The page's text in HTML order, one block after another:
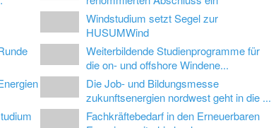
Windstudium setzt Segel zur
HUSUMWind
Weiterbildende Studienprogramme für
die on- und offshore Windene...
Die Job- und Bildungsmesse
zukunftsenergien nordwest geht in die ...
Fachkräftebedarf in den Erneuerbaren